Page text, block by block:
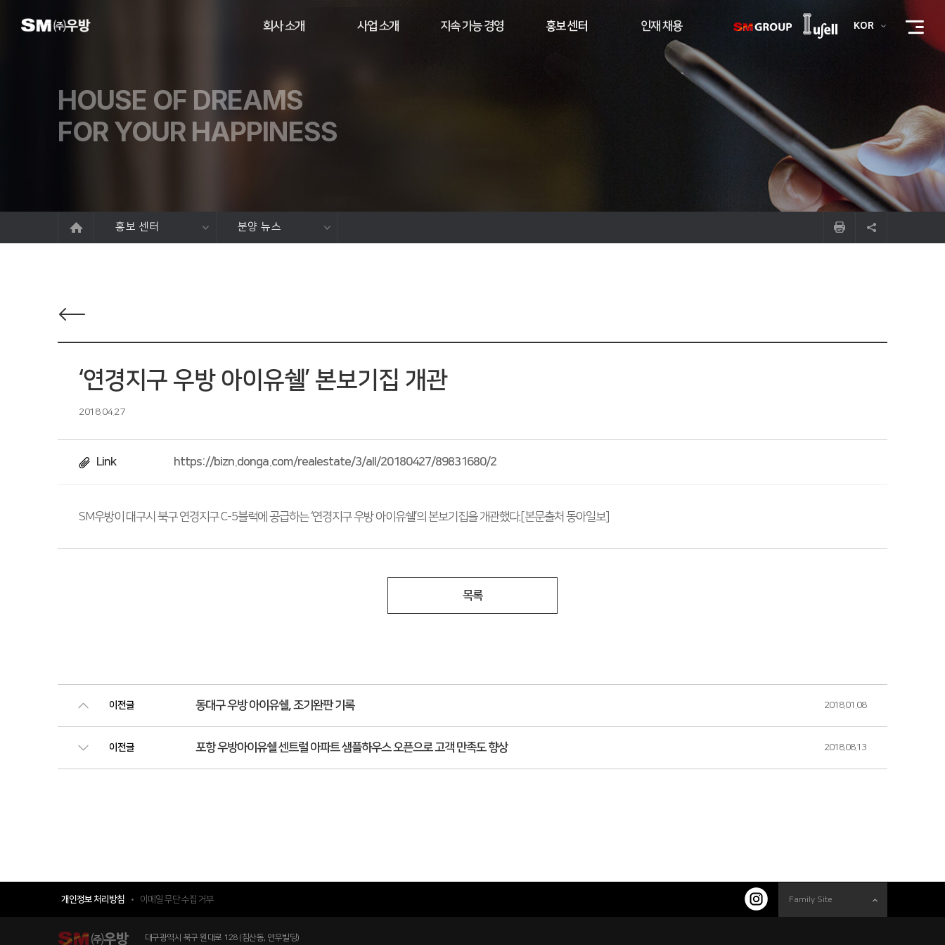
KOR
회사 소개 사업 소개 지속 가능 경영 홍보 센터 인재 채용
HOUSE OF DREAMS
FOR YOUR HAPPINESS
홍보 센터 분양 뉴스
‘연경지구 우방 아이유쉘’ 본보기집 개관
2018.04.27
Link https://bizn.donga.com/realestate/3/all/20180427/89831680/2
SM우방이 대구시 북구 연경지구 C-5블럭에 공급하는 ‘연경지구 우방 아이유쉘’의 본보기집을 개관했다.[본문출처 동아일보]
목록
이전글 동대구 우방 아이유쉘, 조기완판 기록 2018.01.08
이전글 포항 우방아이유쉘 센트럴 아파트 샘플하우스 오픈으로 고객 만족도 향상 2018.08.13
개인정보 처리방침 이메일 무단 수집 거부 Family Site
대구광역시 북구 원대로 128 (침산동, 연우빌딩)